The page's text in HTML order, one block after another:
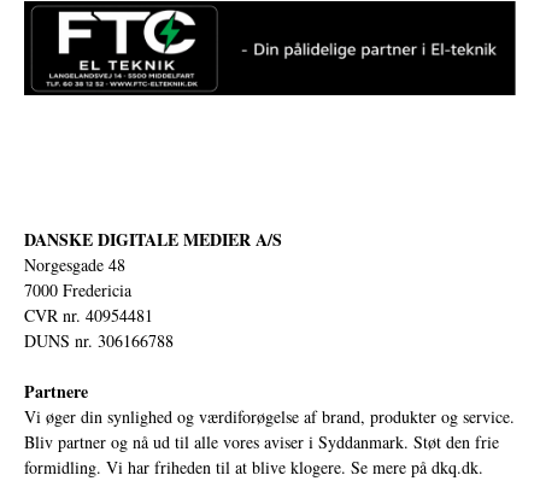
DANSKE DIGITALE MEDIER A/S
Norgesgade 48
7000 Fredericia
CVR nr. 40954481
DUNS nr. 306166788
Partnere
Vi øger din synlighed og værdiforøgelse af brand, produkter og service.
Bliv partner og nå ud til alle vores aviser i Syddanmark. Støt den frie
formidling. Vi har friheden til at blive klogere. Se mere på dkq.dk.